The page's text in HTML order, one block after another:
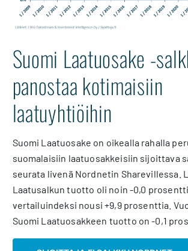
Suomi Laatuosake -
panostaa kotimaisiin
laatuyhtiöihin
Suomi Laatuosake on oikealla rahalla
suomalaisiin laatuosakkeisiin sijoittava
seurata livenä Nordnetin Sharevillessa.
Laatusalkun tuotto oli noin -0,0
vertailuindeksi nousi +9,9 prosenttia.
Suomi Laatuosakkeen tuotto on -0,1